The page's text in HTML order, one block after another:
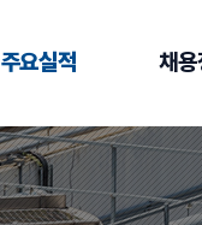
주요실적 채용